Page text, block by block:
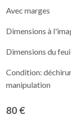
Avec marges
Dimensions à
Dimensions du
Condition:
manipulation
80 €